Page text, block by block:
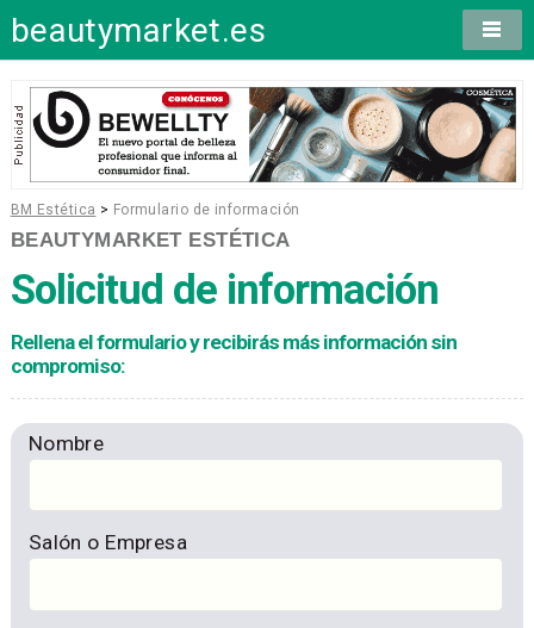
beautymarket.es
BM Estética > Formulario de información
BEAUTYMARKET ESTÉTICA
Solicitud de información
Rellena el formulario y recibirás más información sin
compromiso:
Nombre
Salón o Empresa